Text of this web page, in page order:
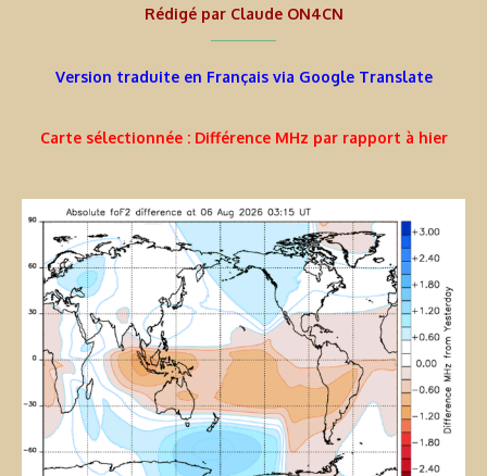
Rédigé par Claude ON4CN
Version traduite en Français via Google Translate
Carte sélectionnée : Différence MHz par rapport à hier